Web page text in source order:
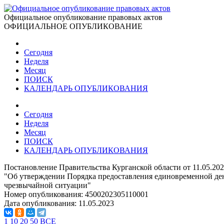
Официальное опубликование правовых актов
ОФИЦИАЛЬНОЕ ОПУБЛИКОВАНИЕ
Сегодня
Неделя
Месяц
ПОИСК
КАЛЕНДАРЬ ОПУБЛИКОВАНИЯ
Сегодня
Неделя
Месяц
ПОИСК
КАЛЕНДАРЬ ОПУБЛИКОВАНИЯ
Постановление Правительства Курганской области от
"Об утверждении Порядка предоставления единовременной
чрезвычайной ситуации"
Номер опубликования: 4500202305110001
Дата опубликования: 11.05.2023
1 10 20 50 ВСЕ